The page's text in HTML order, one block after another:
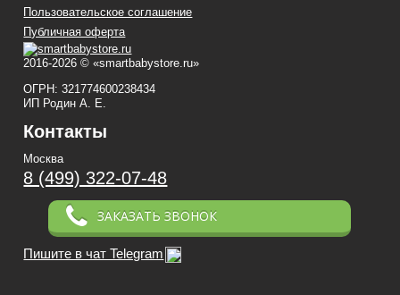
Пользовательское соглашение
Публичная оферта
2016-2026 © «smartbabystore.ru»
ОГРН: 321774600238434
ИП Родин А. Е.
Контакты
Москва
8 (499) 322-07-48
ЗАКАЗАТЬ ЗВОНОК
Пишите в чат Telegram